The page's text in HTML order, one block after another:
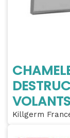
Killgerm